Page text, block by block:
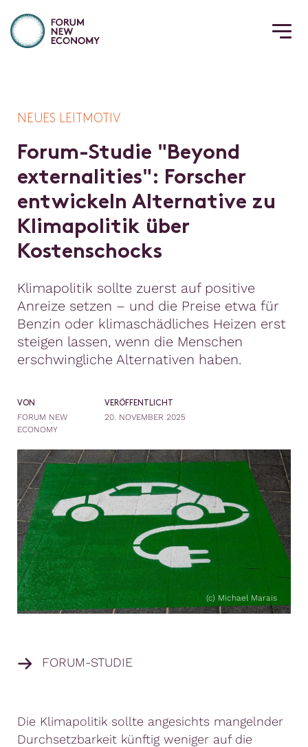
NEUES LEITMOTIV
Forum-Studie "Beyond
externalities": Forscher
entwickeln Alternative zu
Klimapolitik über
Kostenschocks
Klimapolitik sollte zuerst auf positive
Anreize setzen – und die Preise etwa für
Benzin oder klimaschädliches Heizen erst
steigen lassen, wenn die Menschen
erschwingliche Alternativen haben.
VON
FORUM NEW
ECONOMY
VERÖFFENTLICHT
20. NOVEMBER 2025
(c) Michael Marais
FORUM-STUDIE
Die Klimapolitik sollte angesichts mangelnder
Durchsetzbarkeit künftig weniger auf die